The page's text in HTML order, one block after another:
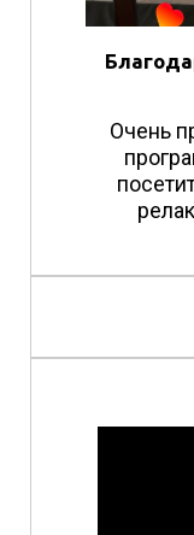
Очень